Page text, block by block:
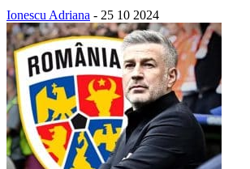
Ionescu Adriana - 25 10 2024